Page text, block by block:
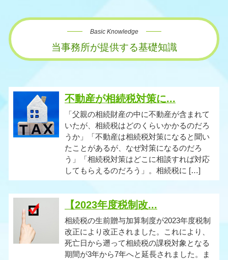
Basic Knowledge
当事務所が提供する基礎知識
不動産が相続税対策に...
「父親の相続財産の中に不動産が含まれて
いたが、相続税はどのくらいかかるのだろ
うか」「不動産は相続税対策になると聞い
たことがあるが、なぜ対策になるのだろ
う」「相続税対策はどこに相談すれば対応
してもらえるのだろう」。相続税に […]
【2023年度税制改...
相続税の生前贈与加算制度が2023年度税制
改正により改正されました。これにより、
死亡日から遡って相続税の課税対象となる
期間が3年から7年へと延長されました。ま